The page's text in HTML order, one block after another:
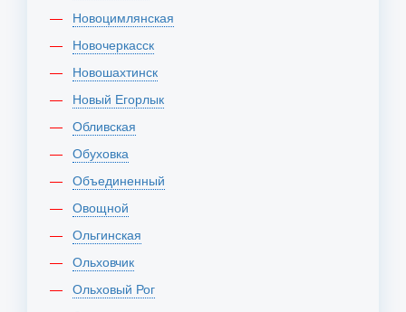
Новоцимлянская
Новочеркасск
Новошахтинск
Новый Егорлык
Обливская
Обуховка
Объединенный
Овощной
Ольгинская
Ольховчик
Ольховый Рог